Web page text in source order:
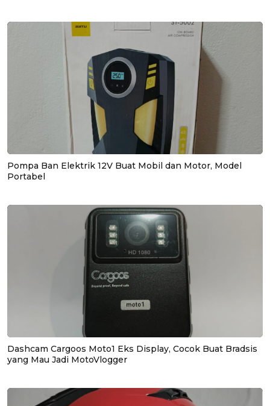
Pompa Ban Elektrik 12V Buat Mobil dan Motor, Model
Portabel
Dashcam Cargoos Moto1 Eks Display, Cocok Buat Bradsis
yang Mau Jadi MotoVlogger